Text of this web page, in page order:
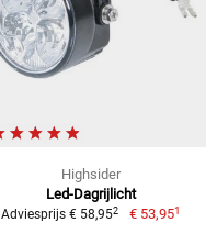
Highsider
Led-Dagrijlicht
Adviesprijs € 58,952 € 53,951